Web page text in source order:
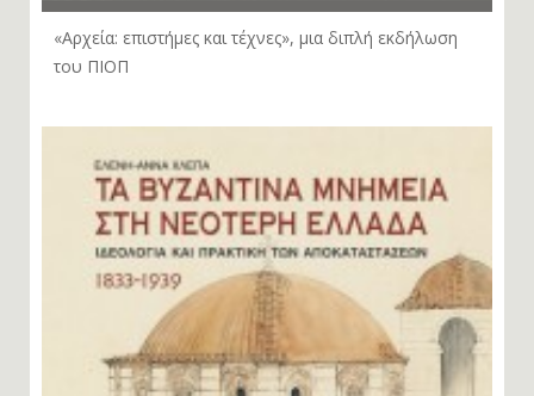
«Αρχεία: επιστήμες και τέχνες», μια διπλή εκδήλωση
του ΠΙΟΠ